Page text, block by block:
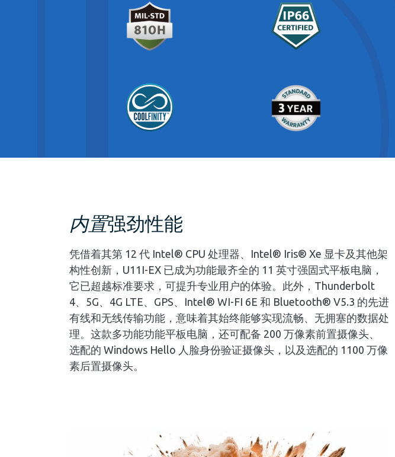
内置强劲性能
凭借着其第 12 代 Intel® CPU 处理器、Intel® Iris® Xe 显卡及其他架
构性创新，U11I-EX 已成为功能最齐全的 11 英寸强固式平板电脑，
它已超越标准要求，可提升专业用户的体验。此外，Thunderbolt
4、5G、4G LTE、GPS、Intel® WI-FI 6E 和 Bluetooth® V5.3 的先进
有线和无线传输功能，意味着其始终能够实现流畅、无拥塞的数据处
理。这款多功能功能平板电脑，还可配备 200 万像素前置摄像头、
选配的 Windows Hello 人脸身份验证摄像头，以及选配的 1100 万像
素后置摄像头。